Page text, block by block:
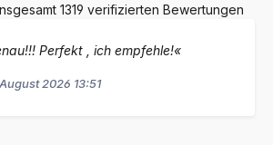
1319 verifizierten Bewertungen
Perfekt , ich empfehle!«
2026 13:51